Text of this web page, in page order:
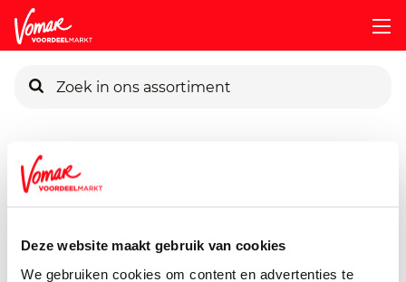
Deze website maakt gebruik van cookies
We gebruiken cookies om content en advertenties te
Pincode vergeten
Persoonlijk KIK-account
Assortiment
1000 gram